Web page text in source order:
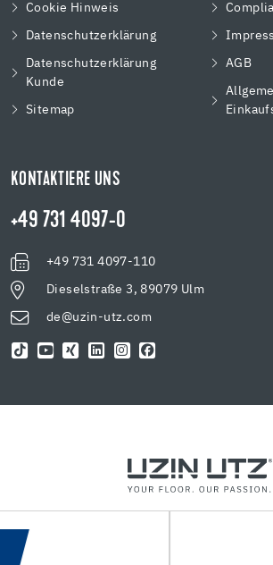
Cookie Hinweis
Datenschutzerklärung
Datenschutzerklärung
Kunde
Sitemap
AGB
KONTAKTIERE UNS
+49 731 4097-0
+49 731 4097-110
Dieselstraße 3, 89079 Ulm
de@uzin-utz.com